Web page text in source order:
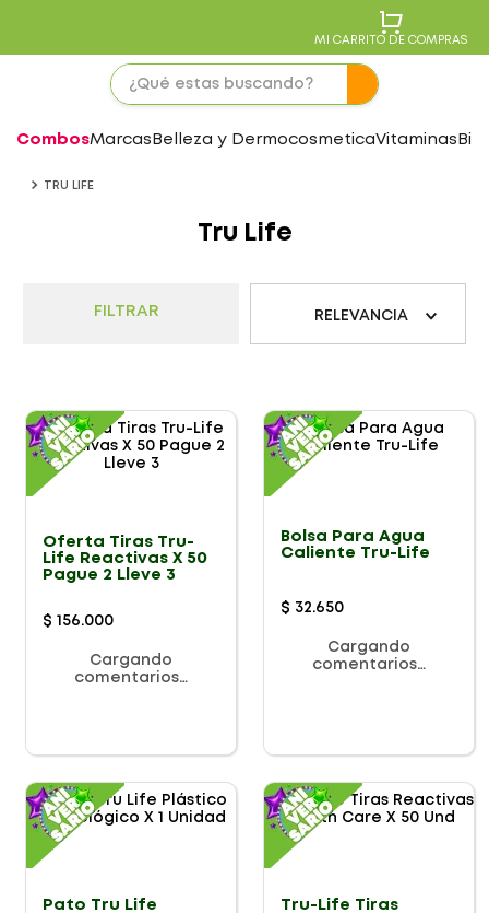
MI CARRITO DE COMPRAS
CombosMarcas Belleza y DermocosmeticaVitaminas
TRU LIFE
Tru Life
FILTRAR RELEVANCIA
Oferta Tiras Tru-
Life Reactivas X 50
Pague 2 Lleve 3
$ 156.000
Cargando
comentarios…
Bolsa Para Agua
Caliente Tru-Life
$ 32.650
Cargando
comentarios…
Pato Tru Life
Tru-Life Tiras